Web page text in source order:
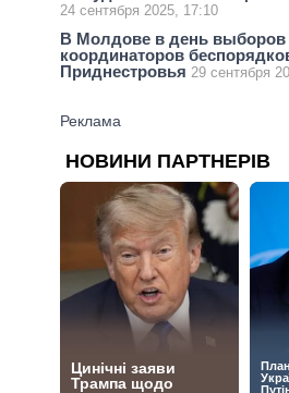
24 сентября 2025, 17:10
В Молдове в день выборов
координаторов
Приднестровья 29 сентября